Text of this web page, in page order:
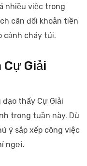
nhiều việc trong
cân đối khoản tiền
cảnh cháy túi.
Giải
thấy Cự Giải
trong tuần này. Dù
ý sắp xếp công việc
ngơi.